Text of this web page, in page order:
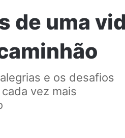
de uma
e os desafios
vez mais